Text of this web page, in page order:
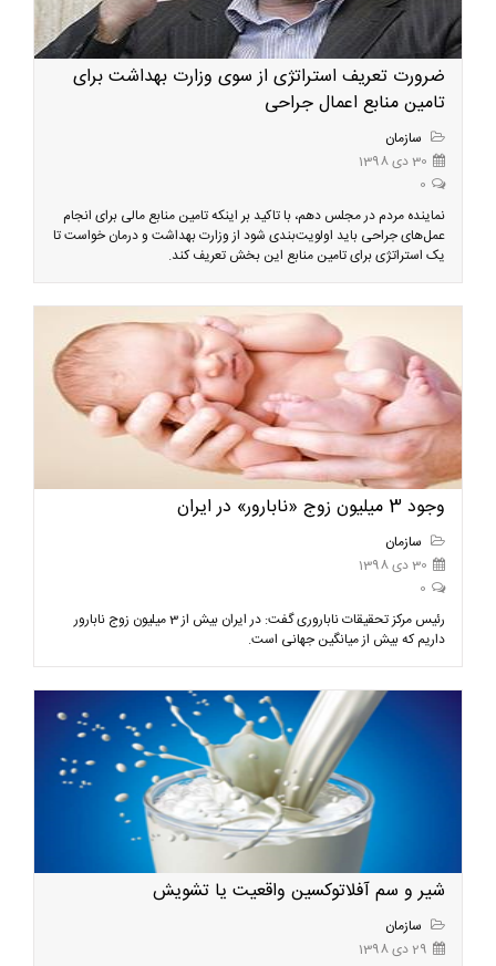
ضرورت تعریف استراتژی از سوی وزارت بهداشت برای
تامین منابع اعمال جراحی
سازمان
30 دی 1398
0
نماینده مردم در مجلس دهم، با تاکید بر اینکه تامین منابع مالی برای انجام
عمل‌های جراحی باید اولویت‌بندی شود از وزارت بهداشت و درمان خواست تا
یک استراتژی برای تامین منابع این بخش تعریف کند.
وجود 3 میلیون زوج «نابارور» در ایران
سازمان
30 دی 1398
0
رئیس مرکز تحقیقات ناباروری گفت: در ایران بیش از 3 میلیون زوج نابارور
داریم که بیش از میانگین جهانی است.
شیر و سم آفلاتوکسین واقعیت یا تشویش
سازمان
29 دی 1398